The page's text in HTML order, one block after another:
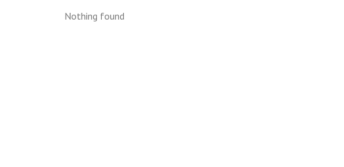
Nothing found